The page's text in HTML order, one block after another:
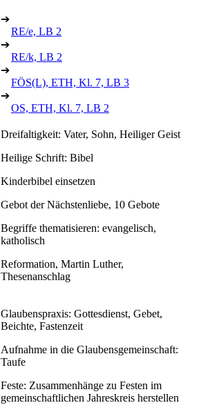
➔
RE/e, LB 2
➔
RE/k, LB 2
➔
FÖS(L), ETH, Kl. 7, LB 3
➔
OS, ETH, Kl. 7, LB 2
Dreifaltigkeit: Vater, Sohn, Heiliger Geist
Heilige Schrift: Bibel
Kinderbibel einsetzen
Gebot der Nächstenliebe, 10 Gebote
Begriffe thematisieren: evangelisch,
katholisch
Reformation, Martin Luther,
Thesenanschlag
Glaubenspraxis: Gottesdienst, Gebet,
Beichte, Fastenzeit
Aufnahme in die Glaubensgemeinschaft:
Taufe
Feste: Zusammenhänge zu Festen im
gemeinschaftlichen Jahreskreis herstellen